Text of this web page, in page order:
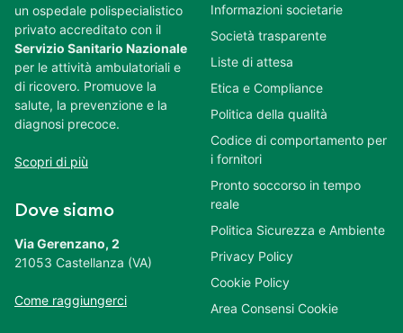
un ospedale polispecialistico
privato accreditato con il
Servizio Sanitario Nazionale
per le attività ambulatoriali e
di ricovero. Promuove la
salute, la prevenzione e la
diagnosi precoce.
Scopri di più
Dove siamo
Via Gerenzano, 2
21053 Castellanza (VA)
Come raggiungerci
Informazioni societarie
Società trasparente
Liste di attesa
Etica e Compliance
Politica della qualità
Codice di comportamento per
i fornitori
Pronto soccorso in tempo
reale
Politica Sicurezza e Ambiente
Privacy Policy
Cookie Policy
Area Consensi Cookie